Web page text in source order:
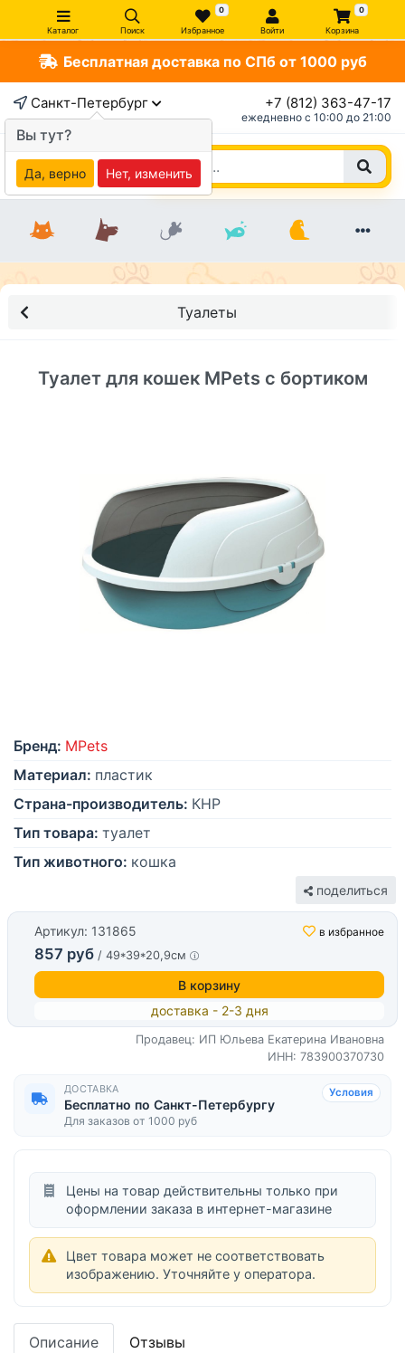
Каталог Поиск
0
Избранное Войти
0
Корзина
Бесплатная доставка по СПб от 1000 руб
Санкт-Петербург +7 (812) 363-47-17
ежедневно c 10:00 до 21:00
Туалеты
Туалет для кошек MPets с бортиком
Бренд: MPets
Материал: пластик
Страна-производитель: КНР
Тип товара: туалет
Тип животного: кошка
поделиться
Артикул: 131865 в избранное
857 руб / 49*39*20,9см
В корзину
доставка - 2-3 дня
Продавец: ИП Юльева Екатерина Ивановна
ИНН: 783900370730
ДОСТАВКА
Бесплатно по Санкт-Петербургу
Для заказов от 1000 руб
Условия
Цены на товар действительны только при
оформлении заказа в интернет-магазине
Цвет товара может не соответствовать
изображению. Уточняйте у оператора.
Описание Отзывы
Вы тут?
Да, верно Нет, изменить